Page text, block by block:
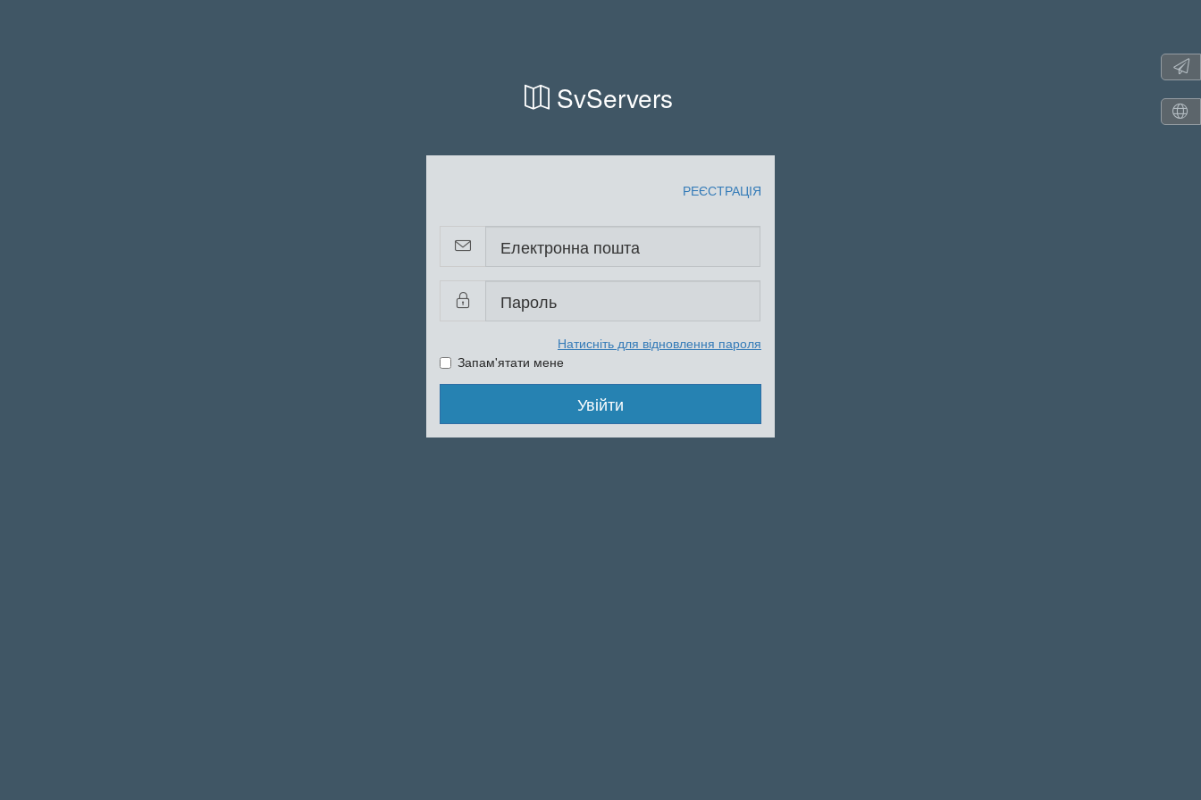
SvServers
РЕЄСТРАЦІЯ
Натисніть для відновлення пароля
Запам'ятати мене